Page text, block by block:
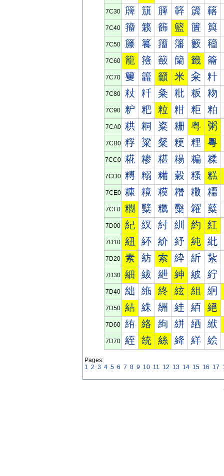
7C30 簰 簱 簲 簳 簴 簵
7C40 籀 籁 籂 籃 籄 籅
7C50 籐 籑 籒 籓 籔 籕
7C60 籠 籡 籢 籣 籤 籥
7C70 籰 籱 籲 米 籴 籵
7C80 粀 粁 粂 粃 粄 粅
7C90 粐 粑 粒 粓 粔 粕
7CA0 粠 粡 粢 粣 粤 粥
7CB0 粰 粱 粲 粳 粴 粵
7CC0 糀 糁 糂 糃 糄 糅
7CD0 糐 糑 糒 糓 糔 糕
7CE0 糠 糡 糢 糣 糤 糥
7CF0 糰 糱 糲 糳 糴 糵
7D00 紀 紁 紂 紃 約 紅
7D10 紐 紑 紒 紓 純 紕
7D20 素 紡 索 紣 紤 紥
7D30 細 紱 紲 紳 紴 紵
7D40 絀 絁 終 絃 組 絅
7D50 結 絑 絒 絓 絔 絕
7D60 絠 絡 絢 絣 絤 絥
7D70 絰 統 絲 絳 絴 絵
Pages:
1 2 3 4 5 6 7 8 9 10 11 12 13 14 15 16 17